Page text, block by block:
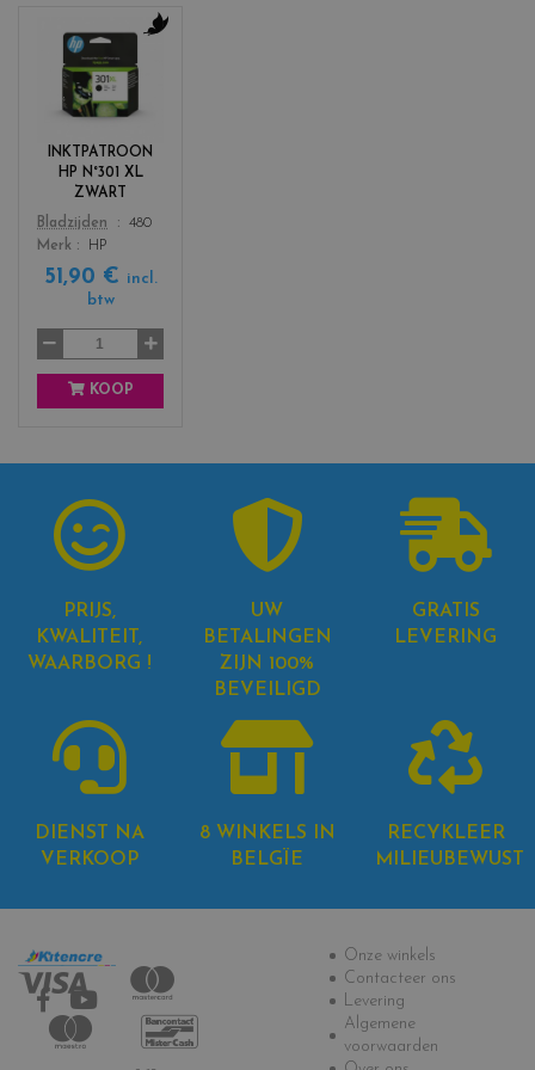
INKTPATROON
HP N°301 XL
ZWART
Color
r
c
Bladzijden
480
Merk
HP
51,90 €
incl.
btw
KOOP
PRIJS,
KWALITEIT,
WAARBORG !
UW
BETALINGEN
ZIJN 100%
BEVEILIGD
GRATIS
LEVERING
DIENST NA
VERKOOP
8 WINKELS IN
BELGÏE
RECYKLEER
MILIEUBEWUST
Informatie
Onze winkels
Contacteer ons
Levering
Algemene
voorwaarden